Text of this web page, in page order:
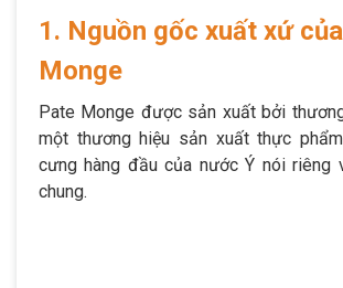
1. Nguồn gốc xuất xứ
Monge
Pate Monge được sản xuất bởi
một thương hiệu sản xuất thực
cưng hàng đầu của nước Ý nói riêng
chung.